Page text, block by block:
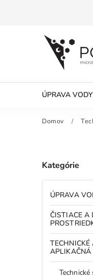
ÚPRAVA VODY
Domov /
Kategórie
ÚPRAVA
ČISTIACE A
TECHNICKÉ
Technické